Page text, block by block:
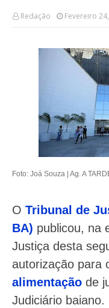
Redação Fevereiro
Foto: Joá Souza | Ag. A
O Tribunal de
BA) publicou, na
Justiça desta
autorização para
alimentação de
Judiciário baiano.